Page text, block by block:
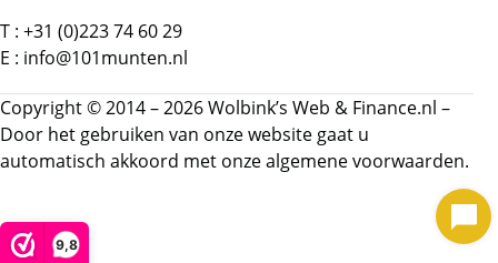
9,8
Contactformulier
T : +31 (0)223 74 60 29
E : info@101munten.nl
Copyright © 2014 – 2026 Wolbink’s Web & Finance.nl –
Door het gebruiken van onze website gaat u
automatisch akkoord met onzealgemene voorwaarden.